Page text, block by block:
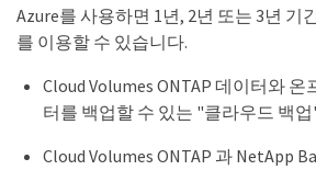
Azure를 사용하면 1년, 2년 또는 3년 기
를 이용할 수 있습니다.
Cloud Volumes ONTAP 데이터와 온
터를 백업할 수 있는 "클라우드 백
Cloud Volumes ONTAP 과 NetApp